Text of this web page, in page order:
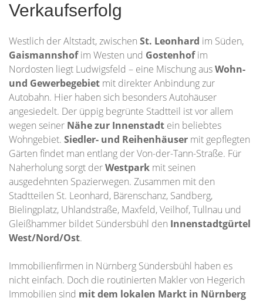
Verkaufserfolg
Westlich der Altstadt, zwischen St. Leonhard im Süden,
Gaismannshofim Westen und Gostenhofim
Nordosten liegt Ludwigsfeld – eine Mischung ausWohn-
und Gewerbegebiet mit direkter Anbindung zur
Autobahn. Hier haben sich besonders Autohäuser
angesiedelt. Der üppig begrünte Stadtteil ist vor allem
wegen seiner Nähe zur Innenstadt ein beliebtes
Wohngebiet. Siedler- und Reihenhäuser mit gepflegten
Gärten findet man entlang der Von-der-Tann-Straße. Für
Naherholung sorgt derWestpark mit seinen
ausgedehnten Spazierwegen. Zusammen mit den
Stadtteilen St. Leonhard, Bärenschanz, Sandberg,
Bielingplatz, Uhlandstraße, Maxfeld, Veilhof, Tullnau und
Gleißhammer bildet Sündersbühl den Innenstadtgürtel
West/Nord/Ost.
Immobilienfirmen in Nürnberg Sündersbühl haben es
nicht einfach. Doch die routinierten Makler von Hegerich
Immobilien sind mit dem lokalen Markt in Nürnberg